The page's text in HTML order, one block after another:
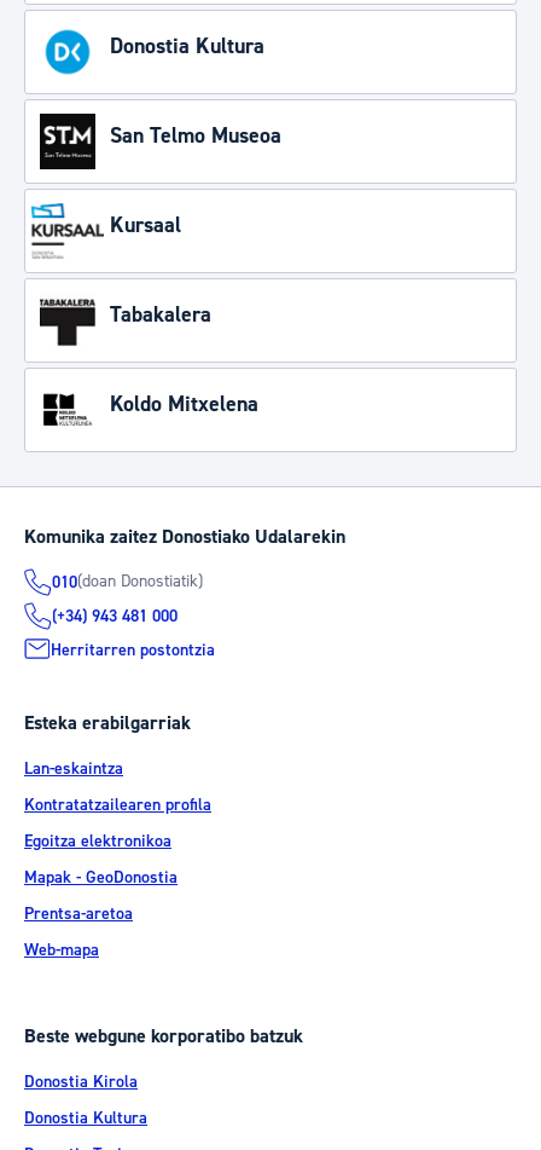
Donostia Kultura
San Telmo Museoa
Kursaal
Tabakalera
Koldo Mitxelena
Komunika zaitez Donostiako Udalarekin
010(doan Donostiatik)
(+34) 943 481 000
Herritarren postontzia
Esteka erabilgarriak
Lan-eskaintza
Kontratatzailearen profila
Egoitza elektronikoa
Mapak - GeoDonostia
Prentsa-aretoa
Web-mapa
Beste webgune korporatibo batzuk
Donostia Kirola
Donostia Kultura